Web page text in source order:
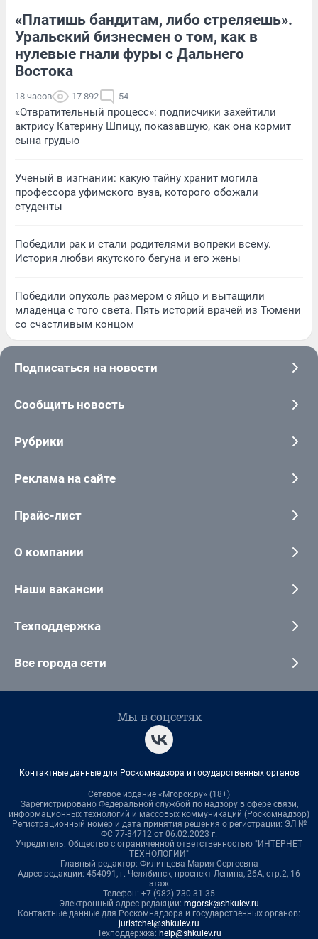
«Платишь бандитам, либо стреляешь».
Уральский бизнесмен о том, как в
нулевые гнали фуры с Дальнего
Востока
18 часов 17 892 54
«Отвратительный процесс»: подписчики захейтили
актрису Катерину Шпицу, показавшую, как она кормит
сына грудью
Ученый в изгнании: какую тайну хранит могила
профессора уфимского вуза, которого обожали
студенты
Победили рак и стали родителями вопреки всему.
История любви якутского бегуна и его жены
Победили опухоль размером с яйцо и вытащили
младенца с того света. Пять историй врачей из Тюмени
со счастливым концом
Подписаться на новости
Сообщить новость
Рубрики
Реклама на сайте
Прайс-лист
О компании
Наши вакансии
Техподдержка
Все города сети
Мы в соцсетях
Контактные данные для Роскомнадзора и государственных органов
Сетевое издание «Мгорск.ру» (18+)
Зарегистрировано Федеральной службой по надзору в сфере связи,
информационных технологий и массовых коммуникаций (Роскомнадзор)
Регистрационный номер и дата принятия решения о регистрации: ЭЛ №
ФС 77-84712 от 06.02.2023 г.
Учредитель: Общество с ограниченной ответственностью "ИНТЕРНЕТ
ТЕХНОЛОГИИ"
Главный редактор: Филипцева Мария Сергеевна
Адрес редакции: 454091, г. Челябинск, проспект Ленина, 26А, стр.2, 16
этаж
Телефон: +7 (982) 730-31-35
Электронный адрес редакции: mgorsk@shkulev.ru
Контактные данные для Роскомнадзора и государственных органов:
juristchel@shkulev.ru
Техподдержка: help@shkulev.ru